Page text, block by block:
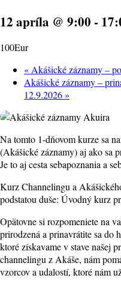
12 apríla @ 9:00 -
100Eur
«Akášické záznamy –
Akášické záznamy –
12.9.2026»
Na tomto 1-dňovom kurze sa
(Akášické záznamy) aj ako sa
Je to aj cesta sebapoznania a
Kurz Channelingu a
podstatou duše: Úvodný kurz
Opätovne si rozpomeniete na
prirodzená a prinavrátite sa do
ktoré získavame v stave našej
channelingu z Akáše, nám
vzorcov a udalostí, ktoré nám